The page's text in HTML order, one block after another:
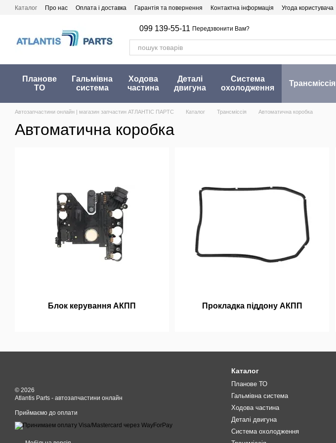
Перейти до основного контенту
Каталог Про нас Оплата і доставка Гарантія та повернення Контактна інформація Угода користувача
099 139-55-11 Передзвонити Вам?
Планове
ТО
Гальмівна
система
Ходова
частина
Деталі
двигуна
Система
охолодження
Трансміссія
Автозапчастини онлайн | магазин запчастин АТЛАНТІС ПАРТС Каталог Трансміссія Автоматична коробка
Автоматична коробка
Блок керування АКПП Прокладка піддону АКПП
© 2026
Atlantis Parts - автозапчастини онлайн
Приймаємо до оплати
Каталог
Планове ТО
Гальмівна система
Ходова частина
Деталі двигуна
Система охолодження